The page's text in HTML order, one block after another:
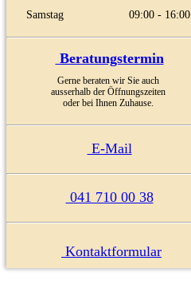
Samstag
09:00 - 16:00
Beratungstermin
Gerne beraten wir Sie auch
ausserhalb der Öffnungszeiten
oder bei Ihnen Zuhause.
E-Mail
041 710 00 38
Kontaktformular